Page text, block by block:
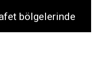
bölgelerinde